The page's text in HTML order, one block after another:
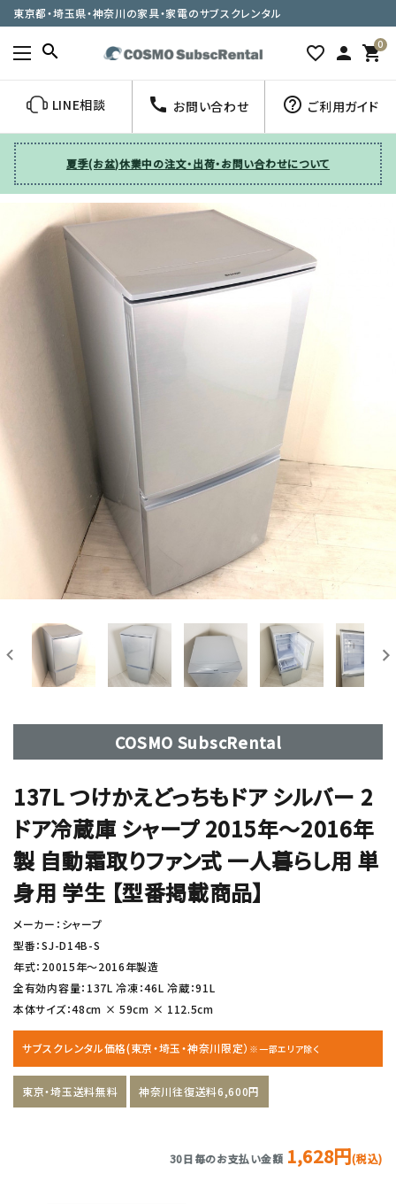
東京都・埼玉県・神奈川の家具・家電のサブスクレンタル
search favorite_border person 0
shopping_cart
LINE相談 call お問い合わせ help_outline ご利用ガイド
夏季(お盆)休業中の注文・出荷・お問い合わせについて
COSMO SubscRental
137L つけかえどっちもドア シルバー 2
ドア冷蔵庫 シャープ 2015年〜2016年
製 自動霜取りファン式 一人暮らし用 単
身用 学生 【型番掲載商品】
メーカー：シャープ
型番：SJ-D14B-S
年式：20015年〜2016年製造
全有効内容量：137L 冷凍：46L 冷蔵：91L
本体サイズ：48cm × 59cm × 112.5cm
サブスクレンタル価格(東京・埼玉・神奈川限定） ※一部エリア除く
東京・埼玉送料無料 神奈川往復送料6,600円
30日毎のお支払い金額 1,628円(税込)